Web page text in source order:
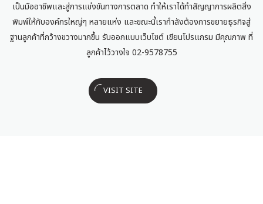
เป็นมืออาชีพและสู่การแข่งขันทางการตลาด ทำให้เราได้ทำสัญญาการผลิตสิ่ง
พิมพ์ให้กับองค์กรใหญ่ๆ หลายแห่ง และขณะนี้เรากำลังต้องการขยายธุรกิจสู่
ฐานลูกค้าที่กว้างขวางมากขึ้น รับออกแบบเว็บไซต์ เขียนโปรแกรม มีคุณภาพ ที่
ลูกค้าไว้วางใจ 02-9578755
VISIT SITE